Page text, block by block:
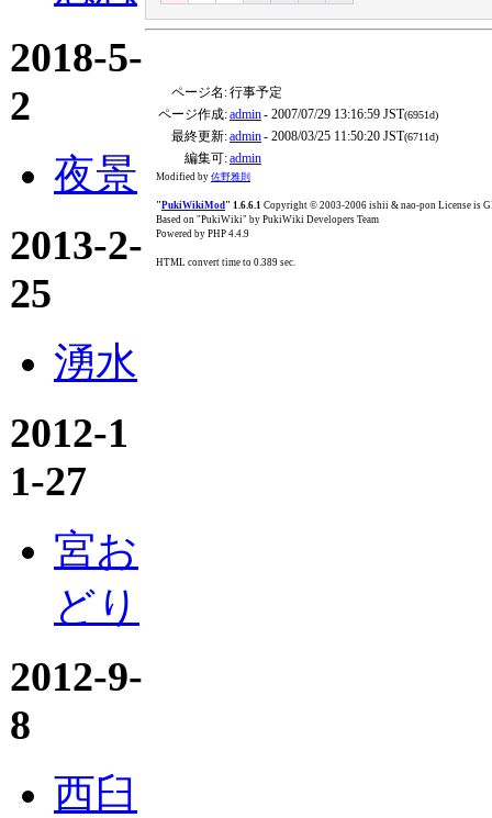
2018-5-
2
夜景
2013-2-
25
湧水
2012-1
1-27
宮お
どり
2012-9-
8
西臼
ページ名:行事予定
ページ作成:admin- 2007/07/29 13:16:59 JST(6951d)
最終更新:admin- 2008/03/25 11:50:20 JST(6711d)
編集可:admin
Modified by 佐野雅則
"PukiWikiMod" 1.6.6.1 Copyright © 2003-2006 ishii & nao-pon License is
Based on "PukiWiki" by PukiWiki Developers Team
Powered by PHP 4.4.9
HTML convert time to 0.389 sec.